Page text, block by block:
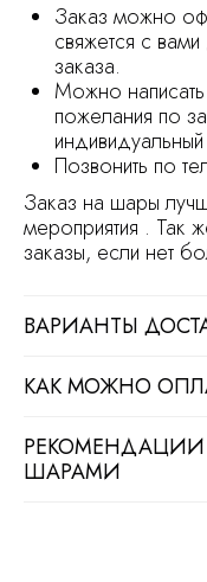
Заказ можно
свяжется с
заказа.
Можно
пожелания по
Позвонить по
Заказ на шары
мероприятия . Так
заказы, если нет
ВАРИАНТЫ
КАК МОЖНО
РЕКОМЕНДАЦИИ
ШАРАМИ
Политика обработки
данных
Сайт носит
и не является офертой
Продвижение сайта
Разработка сайта